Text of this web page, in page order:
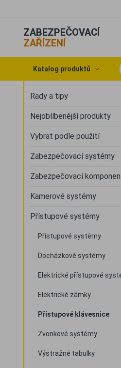
ZABEZPEČOVACÍ
ZAŘÍZENÍ
Katalog produktů
Rady a tipy
Nejoblíbenější produkty
Vybrat podle použití
Zabezpečovací systémy
Zabezpečovací
Kamerové systémy
Přístupové systémy
Přístupové systémy
Docházkové systémy
Elektrické přístupové
Elektrické zámky
Přístupové klávesnice
Zvonkové systémy
Výstražné tabulky